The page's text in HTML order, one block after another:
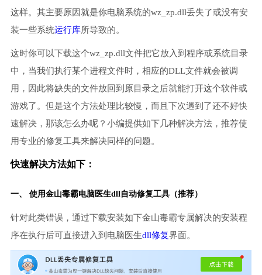
这样。其主要原因就是你电脑系统的wz_zp.dll丢失了或没有安
装一些系统运行库所导致的。
这时你可以下载这个wz_zp.dll文件把它放入到程序或系统目录
中，当我们执行某个进程文件时，相应的DLL文件就会被调
用，因此将缺失的文件放回到原目录之后就能打开这个软件或
游戏了。但是这个方法处理比较慢，而且下次遇到了还不好快
速解决，那该怎么办呢？小编提供如下几种解决方法，推荐使
用专业的修复工具来解决同样的问题。
快速解决方法如下：
一、 使用金山毒霸电脑医生dll自动修复工具（推荐）
针对此类错误，通过下载安装如下金山毒霸专属解决的安装程
序在执行后可直接进入到电脑医生dll修复界面。